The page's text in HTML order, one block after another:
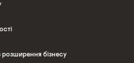
бізнесу